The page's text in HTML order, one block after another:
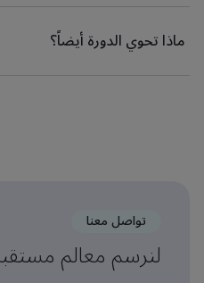
ماذا تحوي الدورة أيضاً؟
تواصل معنا
لنرسم معالم